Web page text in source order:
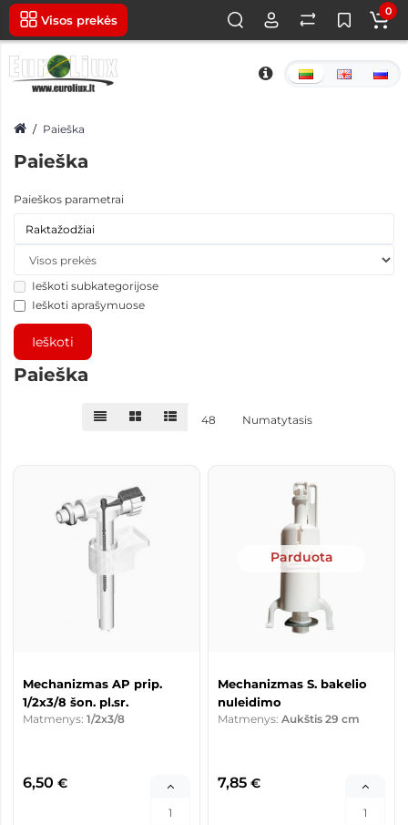
Visos prekės
0
Paieška
Paieška
Paieškos parametrai
Ieškoti subkategorijose
Ieškoti aprašymuose
Paieška
48 Numatytasis
Mechanizmas AP prip.
1/2x3/8 šon. pl.sr.
Matmenys: 1/2x3/8
6,50 €
Parduota
Mechanizmas S. bakelio
nuleidimo
Matmenys: Aukštis 29 cm
7,85 €